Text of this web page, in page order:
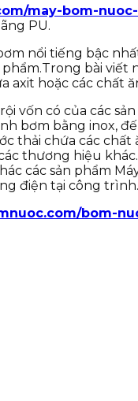
may-bom-
PU.
nổi tiếng bậc
bài
axit hoặc các chất
vốn có của các
bơm bằng inox,
thải chứa các
thương hiệu
các sản phẩm
điện tại công trình.
bom-